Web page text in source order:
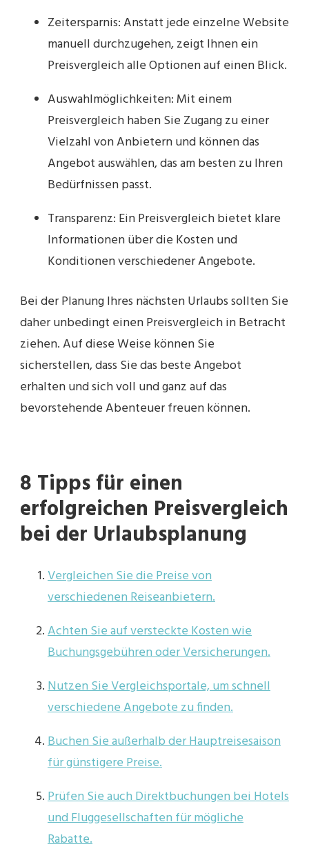
Zeitersparnis: Anstatt jede einzelne Website
manuell durchzugehen, zeigt Ihnen ein
Preisvergleich alle Optionen auf einen Blick.
Auswahlmöglichkeiten: Mit einem
Preisvergleich haben Sie Zugang zu einer
Vielzahl von Anbietern und können das
Angebot auswählen, das am besten zu Ihren
Bedürfnissen passt.
Transparenz: Ein Preisvergleich bietet klare
Informationen über die Kosten und
Konditionen verschiedener Angebote.
Bei der Planung Ihres nächsten Urlaubs sollten Sie
daher unbedingt einen Preisvergleich in Betracht
ziehen. Auf diese Weise können Sie
sicherstellen, dass Sie das beste Angebot
erhalten und sich voll und ganz auf das
bevorstehende Abenteuer freuen können.
8 Tipps für einen
erfolgreichen Preisvergleich
bei der Urlaubsplanung
Vergleichen Sie die Preise von
verschiedenen Reiseanbietern.
Achten Sie auf versteckte Kosten wie
Buchungsgebühren oder Versicherungen.
Nutzen Sie Vergleichsportale, um schnell
verschiedene Angebote zu finden.
Buchen Sie außerhalb der Hauptreisesaison
für günstigere Preise.
Prüfen Sie auch Direktbuchungen bei Hotels
und Fluggesellschaften für mögliche
Rabatte.